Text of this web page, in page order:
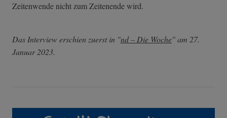
Zeitenwende nicht zum Zeitenende wird.
Das Interview erschien zuerst in "nd – Die Woche" am 27.
Januar 2023.